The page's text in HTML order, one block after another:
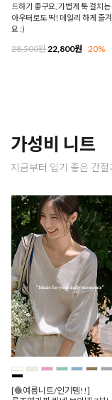
드하기 좋구요, 가볍게 툭 걸치
아우터로도 딱! 데일리 하게 즐
요 :)
28,500원 22,800원 20%
가성비 니트
지금부터 입기 좋은 간절
[🧶여름니트/인기템!!]